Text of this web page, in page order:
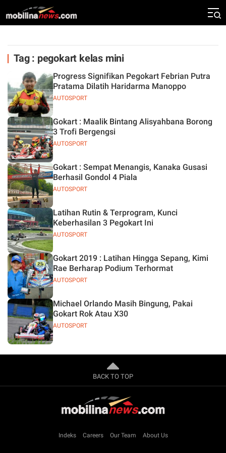
Tag : pegokart kelas mini
AUTOSPORT
Progress Signifikan Pegokart Febrian Putra
Pratama Dilatih Haridarma Manoppo
AUTOSPORT
Gokart : Maalik Bintang Alisyahbana Borong
3 Trofi Bergengsi
AUTOSPORT
Gokart : Sempat Menangis, Kanaka Gusasi
Berhasil Gondol 4 Piala
AUTOSPORT
Latihan Rutin & Terprogram, Kunci
Keberhasilan 3 Pegokart Ini
AUTOSPORT
Gokart 2019 : Latihan Hingga Sepang, Kimi
Rae Berharap Podium Terhormat
AUTOSPORT
Michael Orlando Masih Bingung, Pakai
Gokart Rok Atau X30
BACK TO TOP
Indeks Careers Our Team About Us